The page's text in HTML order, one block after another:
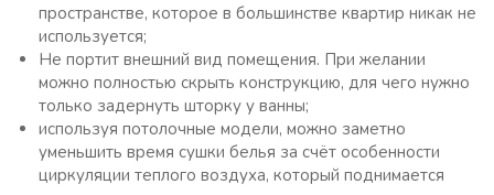
пространстве, которое в большинстве квартир никак не
используется;
Не портит внешний вид помещения. При желании
можно полностью скрыть конструкцию, для чего нужно
только задернуть шторку у ванны;
используя потолочные модели, можно заметно
уменьшить время сушки белья за счёт особенности
циркуляции теплого воздуха, который поднимается